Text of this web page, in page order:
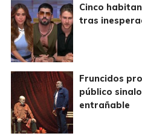
Cinco
tras
Fruncidos
público
entrañable